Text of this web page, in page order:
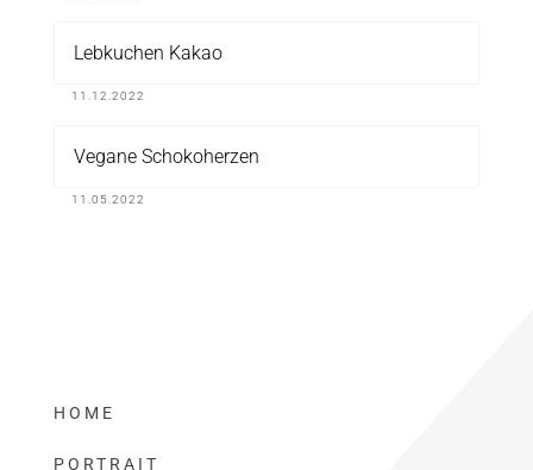
Lebkuchen Kakao
11.12.2022
Vegane Schokoherzen
11.05.2022
HOME
PORTRAIT